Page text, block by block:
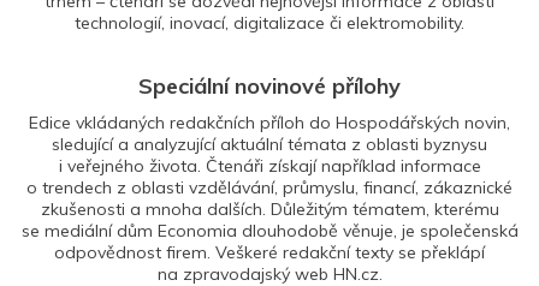
technologií, inovací, digitalizace či elektromobility.
Speciální novinové přílohy
Edice vkládaných redakčních příloh do Hospodářských novin,
sledující a analyzující aktuální témata z oblasti byznysu
i veřejného života. Čtenáři získají například informace
o trendech z oblasti vzdělávání, průmyslu, financí, zákaznické
zkušenosti a mnoha dalších. Důležitým tématem, kterému
se mediální dům Economia dlouhodobě věnuje, je společenská
odpovědnost firem. Veškeré redakční texty se překlápí
na zpravodajský web HN.cz.